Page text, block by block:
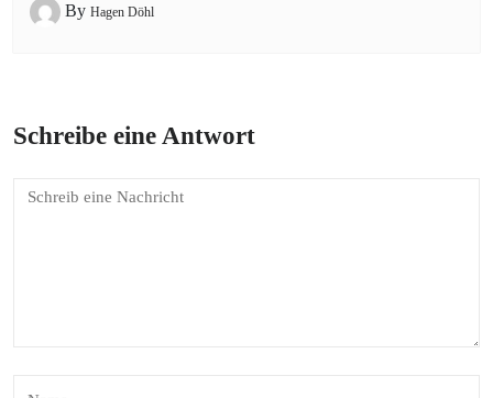
By Hagen Döhl
Schreibe eine Antwort